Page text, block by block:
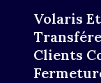
Volaris
Clients